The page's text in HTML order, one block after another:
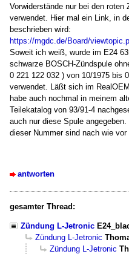
Vorwiderstände nur bei den roten
verwendet. Hier mal ein Link, in
beschrieben wird:
https://mgdc.de/Board/
Soweit ich weiß, wurde im E24
schwarze BOSCH-Zündspule
0 221 122 032 ) von 10/1975 bis
verwendet. Läßt sich im
habe auch nochmal in meinem
Teilekatalog von 93/91-4
auch nur diese Spule
dieser Nummer sind nach wie vor
antworten
gesamter Thread:
Zündung L-Jetronic
Zündung L-Jetronic
Zündung L-Jetronic